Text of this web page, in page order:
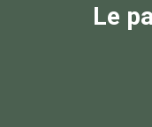
Le